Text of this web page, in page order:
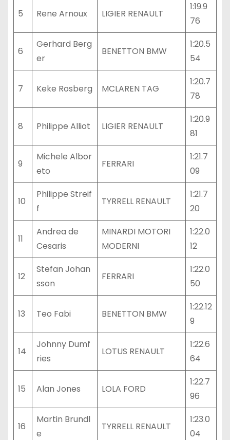
5 Rene Arnoux LIGIER RENAULT
1:19.9
76
6
Gerhard Berg
er
BENETTON BMW
1:20.5
54
7 Keke Rosberg MCLAREN TAG
1:20.7
78
8 Philippe Alliot LIGIER RENAULT
1:20.9
81
9
Michele Albor
eto
FERRARI
1:21.7
09
10
Philippe Streif
f
TYRRELL RENAULT
1:21.7
20
11
Andrea de
Cesaris
MINARDI MOTORI
MODERNI
1:22.0
12
12
Stefan Johan
sson
FERRARI
1:22.0
50
13 Teo Fabi BENETTON BMW
1:22.12
9
14
Johnny Dumf
ries
LOTUS RENAULT
1:22.6
64
15 Alan Jones LOLA FORD
1:22.7
96
16
Martin Brundl
e
TYRRELL RENAULT
1:23.0
04